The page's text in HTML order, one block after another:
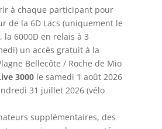
à chaque participant pour
de la 6D Lacs (uniquement le
la 6000D en relais à 3
un accès gratuit à la
Bellecôte / Roche de Mio
3000 le samedi 1 août 2026
31 juillet 2026 (vélo
supplémentaires, des